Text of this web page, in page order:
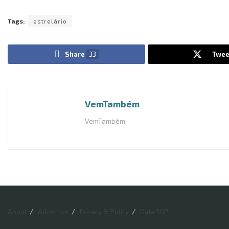
Tags: estrelário
Share 33
VemTambém
VemTambém